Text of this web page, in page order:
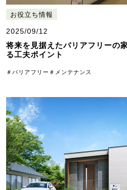
お役立ち情報
2025/09/12
将来を見据えたバリアフリーの
る工夫ポイント
＃バリアフリー ＃メンテナンス